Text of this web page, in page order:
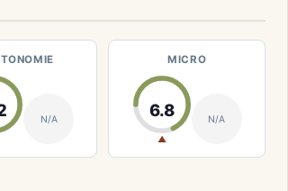
N/A
MICRO
6.8
▲
N/A